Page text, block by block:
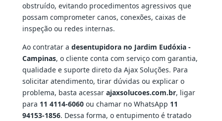
obstruído, evitando procedimentos agressivos que
possam comprometer canos, conexões, caixas de
inspeção ou redes internas.
Ao contratar a desentupidora no Jardim Eudóxia -
Campinas, o cliente conta com serviço com garantia,
qualidade e suporte direto da Ajax Soluções. Para
solicitar atendimento, tirar dúvidas ou explicar o
problema, basta acessar ajaxsolucoes.com.br, ligar
para 11 4114-6060ou chamar no WhatsApp 11
94153-1856. Dessa forma, o entupimento é tratado